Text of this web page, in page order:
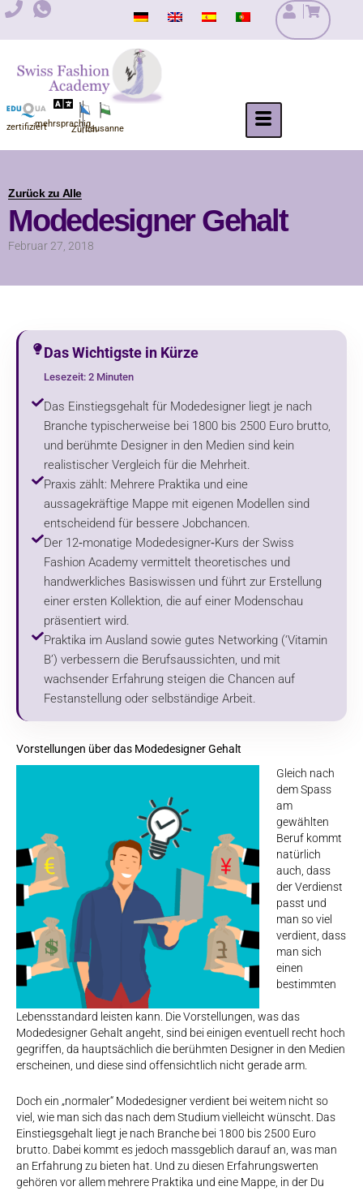
Zum
zertifiziertmehrsprachig
ZürichLausanne
Zurück zu Alle
Modedesigner Gehalt
Februar 27, 2018
Das Wichtigste in Kürze
Lesezeit: 2 Minuten
Das Einstiegsgehalt für Modedesigner liegt je nach
Branche typischerweise bei 1800 bis 2500 Euro brutto,
und berühmte Designer in den Medien sind kein
realistischer Vergleich für die Mehrheit.
Praxis zählt: Mehrere Praktika und eine
aussagekräftige Mappe mit eigenen Modellen sind
entscheidend für bessere Jobchancen.
Der 12‑monatige Modedesigner‑Kurs der Swiss
Fashion Academy vermittelt theoretisches und
handwerkliches Basiswissen und führt zur Erstellung
einer ersten Kollektion, die auf einer Modenschau
präsentiert wird.
Praktika im Ausland sowie gutes Networking (‘Vitamin
B’) verbessern die Berufsaussichten, und mit
wachsender Erfahrung steigen die Chancen auf
Festanstellung oder selbständige Arbeit.
Vorstellungen über das Modedesigner Gehalt
Gleich nach
dem Spass
am
gewählten
Beruf kommt
natürlich
auch, dass
der Verdienst
passt und
man so viel
verdient, dass
man sich
einen
bestimmten
Lebensstandard leisten kann. Die Vorstellungen, was das
Modedesigner Gehalt angeht, sind bei einigen eventuell recht hoch
gegriffen, da hauptsächlich die berühmten Designer in den Medien
erscheinen, und diese sind offensichtlich nicht gerade arm.
Doch ein „normaler“ Modedesigner verdient bei weitem nicht so
viel, wie man sich das nach dem Studium vielleicht wünscht. Das
Einstiegsgehalt liegt je nach Branche bei 1800 bis 2500 Euro
brutto. Dabei kommt es jedoch massgeblich darauf an, was man
an Erfahrung zu bieten hat. Und zu diesen Erfahrungswerten
gehören vor allem mehrere Praktika und eine Mappe, in der Du